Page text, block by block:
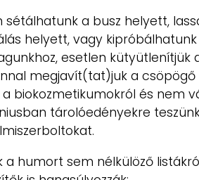
a busz helyett,
helyett, vagy
esetlen kütyütlenítjük
megjavít(tat)juk a csöpögő
biokozmetikumokról és nem
tárolóedényekre
a humort sem nélkülöző